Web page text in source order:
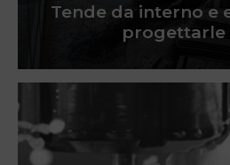
Tende da interno e
progettarle